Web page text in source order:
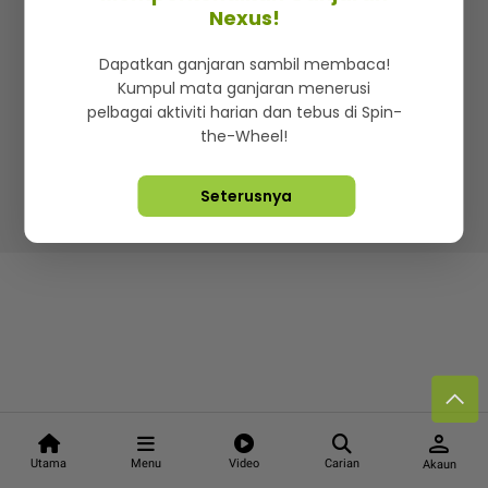
Utama Menu Video Carian
person
Akaun
Iklan di SMG360
Terma & Syarat Dasar Privasi
Lebih hot, viral dan sensasi
Hakcipta Terpelihara ©2026. Star Media Group Berhad
Nexus!
Dapatkan ganjaran sambil membaca!
Kumpul mata ganjaran menerusi
pelbagai aktiviti harian dan tebus di Spin-
the-Wheel!
Seterusnya